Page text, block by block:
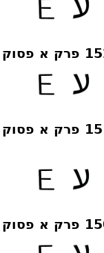
משלי 151 פרק א